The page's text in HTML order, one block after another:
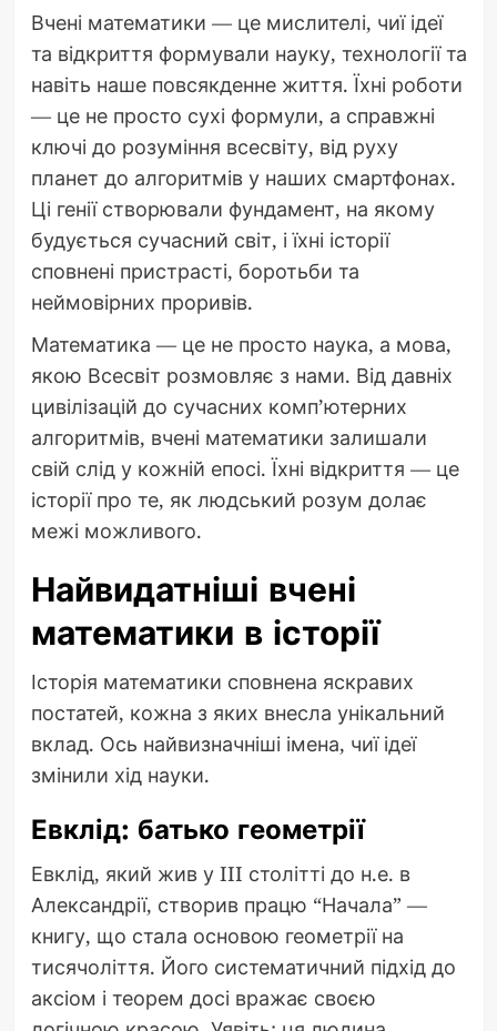
Вчені математики — це мислителі, чиї ідеї
та відкриття формували науку, технології та
навіть наше повсякденне життя. Їхні роботи
— це не просто сухі формули, а справжні
ключі до розуміння всесвіту, від руху
планет до алгоритмів у наших смартфонах.
Ці генії створювали фундамент, на якому
будується сучасний світ, і їхні історії
сповнені пристрасті, боротьби та
неймовірних проривів.
Математика — це не просто наука, а мова,
якою Всесвіт розмовляє з нами. Від давніх
цивілізацій до сучасних комп’ютерних
алгоритмів, вчені математики залишали
свій слід у кожній епосі. Їхні відкриття — це
історії про те, як людський розум долає
межі можливого.
Найвидатніші вчені
математики в історії
Історія математики сповнена яскравих
постатей, кожна з яких внесла унікальний
вклад. Ось найвизначніші імена, чиї ідеї
змінили хід науки.
Евклід: батько геометрії
Евклід, який жив у III столітті до н.е. в
Александрії, створив працю “Начала” —
книгу, що стала основою геометрії на
тисячоліття. Його систематичний підхід до
аксіом і теорем досі вражає своєю